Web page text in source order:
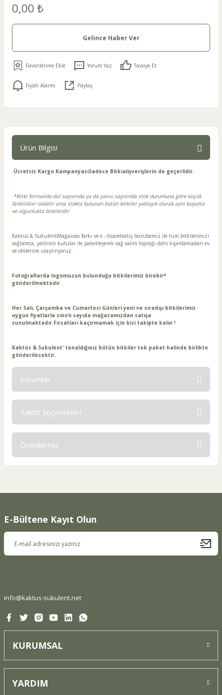
0,00 ₺
Gelince Haber Ver
Yorum Yaz Tavsiye Et
Fiyatı Alarmı Paylaş
Ürün Bilgisi
·Ücretsiz Kargo KampanyasıSadece Bitkialışverişlerin de geçerlidir.
·
· *Bitki formunda-dal sayısında ya da yavru sayısında stok durumuna göre küçük
farklılıklar olabilir ama stokta bulunan bütün bitkiler yaklaşık olarak aynı boyutta
ve olgunlukta bitkilerdir.
·
Kaktüs & SukulentMağazası farkı ve e - ticaretsatış tecrübemiz ile tüm bitkilerimizi
sağlamca, yalıtımlı kutular ile paketleyerek sağ salim toprağı dahi kıpırdamadan ev
ve ofislerine ulaştırıyoruz.
Fotoğraflarda logomuzun bulunduğu bitkilerimiz birebir*
gönderilmektedir.
·
Her Salı, Çarşamba ve Cumartesi Günleri yeni ve sıradışı bitkilerimiz
uygun fiyatlarla sınırlı sayıda mağazamızdan satışa
sunulmaktadır.Fırsatları kaçırmamak için bizi takipte kalın !
Kaktüs & Sukulent' tenaldığınız bütün bitkiler tek paket halinde birlikte
gönderilecektir.
Yorumlar
Taksit Seçenekleri
Önerileriniz
Ürün resmi kalitesiz, bozuk veya görüntülenemiyor.
E-Bültene Kayıt Olun
info@kaktus-sukulent.net
KURUMSAL
YARDIM